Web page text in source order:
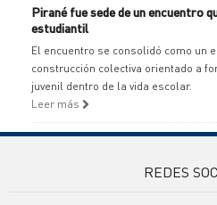
Pirané fue sede de un encuentro
estudiantil
El encuentro se consolidó como un
construcción colectiva orientado a
juvenil dentro de la vida escolar.
Leer más
REDES